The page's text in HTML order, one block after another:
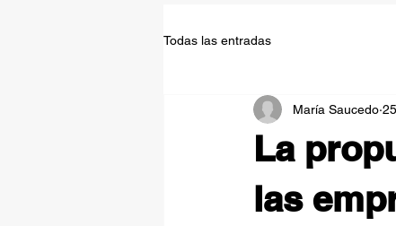
Todas las entradas
La
las
María Saucedo